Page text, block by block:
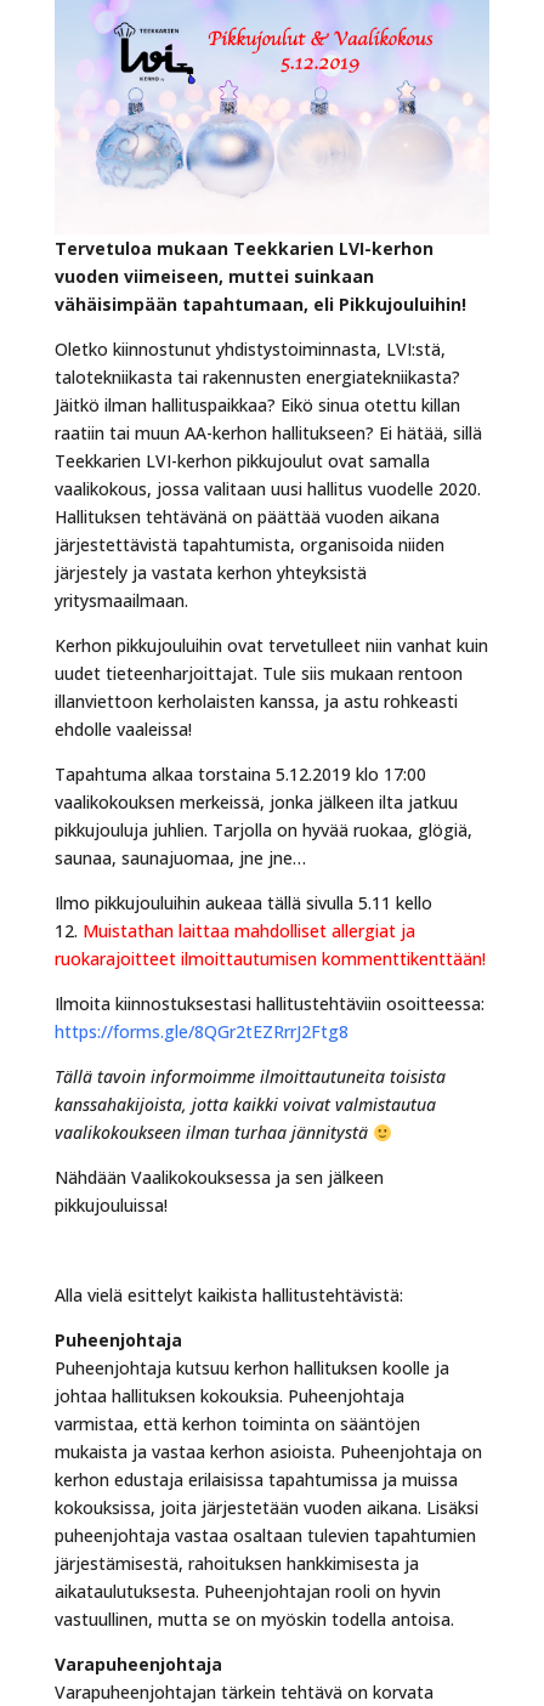
Tervetuloa mukaan Teekkarien LVI-kerhon
vuoden viimeiseen, muttei suinkaan
vähäisimpään tapahtumaan, eli Pikkujouluihin!
Oletko kiinnostunut yhdistystoiminnasta, LVI:stä,
talotekniikasta tai rakennusten energiatekniikasta?
Jäitkö ilman hallituspaikkaa? Eikö sinua otettu killan
raatiin tai muun AA-kerhon hallitukseen? Ei hätää, sillä
Teekkarien LVI-kerhon pikkujoulut ovat samalla
vaalikokous, jossa valitaan uusi hallitus vuodelle 2020.
Hallituksen tehtävänä on päättää vuoden aikana
järjestettävistä tapahtumista, organisoida niiden
järjestely ja vastata kerhon yhteyksistä
yritysmaailmaan.
Kerhon pikkujouluihin ovat tervetulleet niin vanhat kuin
uudet tieteenharjoittajat. Tule siis mukaan rentoon
illanviettoon kerholaisten kanssa, ja astu rohkeasti
ehdolle vaaleissa!
Tapahtuma alkaa torstaina 5.12.2019 klo 17:00
vaalikokouksen merkeissä, jonka jälkeen ilta jatkuu
pikkujouluja juhlien. Tarjolla on hyvää ruokaa, glögiä,
saunaa, saunajuomaa, jne jne…
Ilmo pikkujouluihin aukeaa tällä sivulla 5.11 kello
12. Muistathan laittaa mahdolliset allergiat ja
ruokarajoitteet ilmoittautumisen kommenttikenttään!
Ilmoita kiinnostuksestasi hallitustehtäviin osoitteessa:
https://forms.gle/8QGr2tEZRrrJ2Ftg8
Tällä tavoin informoimme ilmoittautuneita toisista
kanssahakijoista, jotta kaikki voivat valmistautua
vaalikokoukseen ilman turhaa jännitystä
Nähdään Vaalikokouksessa ja sen jälkeen
pikkujouluissa!
Alla vielä esittelyt kaikista hallitustehtävistä:
Puheenjohtaja
Puheenjohtaja kutsuu kerhon hallituksen koolle ja
johtaa hallituksen kokouksia. Puheenjohtaja
varmistaa, että kerhon toiminta on sääntöjen
mukaista ja vastaa kerhon asioista. Puheenjohtaja on
kerhon edustaja erilaisissa tapahtumissa ja muissa
kokouksissa, joita järjestetään vuoden aikana. Lisäksi
puheenjohtaja vastaa osaltaan tulevien tapahtumien
järjestämisestä, rahoituksen hankkimisesta ja
aikataulutuksesta. Puheenjohtajan rooli on hyvin
vastuullinen, mutta se on myöskin todella antoisa.
Varapuheenjohtaja
Varapuheenjohtajan tärkein tehtävä on korvata